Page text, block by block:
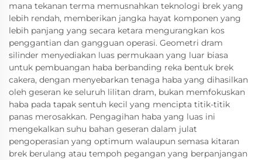
mana tekanan terma memusnahkan teknologi brek yang
lebih rendah, memberikan jangka hayat komponen yang
lebih panjang yang secara ketara mengurangkan kos
penggantian dan gangguan operasi. Geometri dram
silinder menyediakan luas permukaan yang luar biasa
untuk pembuangan haba berbanding reka bentuk brek
cakera, dengan menyebarkan tenaga haba yang dihasilkan
oleh geseran ke seluruh lilitan dram, bukan memfokuskan
haba pada tapak sentuh kecil yang mencipta titik-titik
panas merosakkan. Pengagihan haba yang luas ini
mengekalkan suhu bahan geseran dalam julat
pengoperasian yang optimum walaupun semasa kitaran
brek berulang atau tempoh pegangan yang berpanjangan